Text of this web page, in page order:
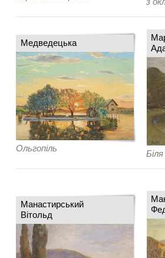
Медведецька
Ольгопіль
Манастирський
Вітольд